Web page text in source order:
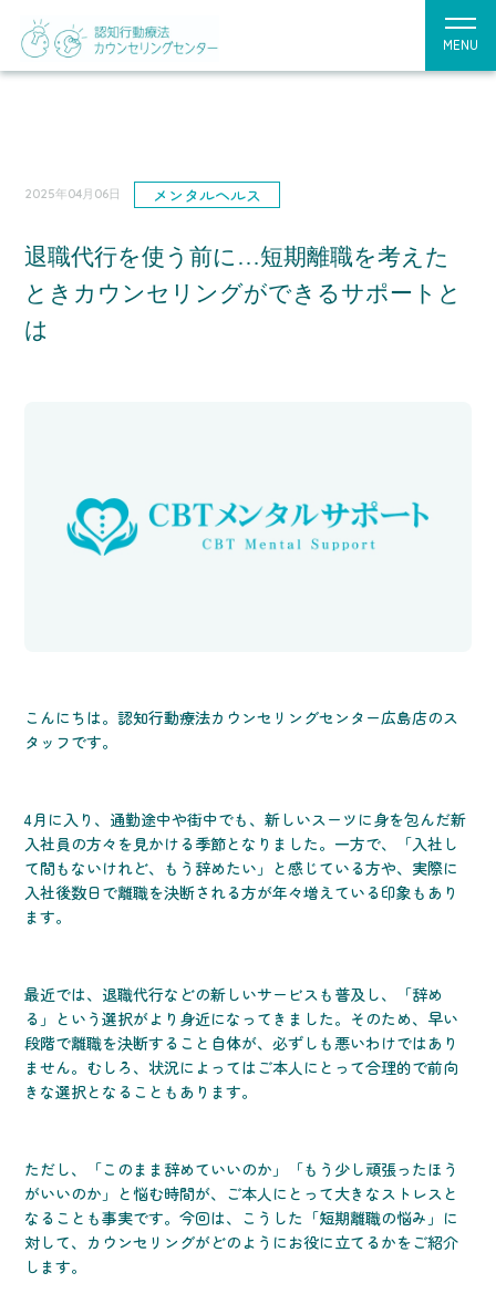
MENU
2025年04月06日 メンタルヘルス
退職代行を使う前に…短期離職を考えた
ときカウンセリングができるサポートと
は
こんにちは。認知行動療法カウンセリングセンター広島店のス
タッフです。
4月に入り、通勤途中や街中でも、新しいスーツに身を包んだ新
入社員の方々を見かける季節となりました。一方で、「入社し
て間もないけれど、もう辞めたい」と感じている方や、実際に
入社後数日で離職を決断される方が年々増えている印象もあり
ます。
最近では、退職代行などの新しいサービスも普及し、「辞め
る」という選択がより身近になってきました。そのため、早い
段階で離職を決断すること自体が、必ずしも悪いわけではあり
ません。むしろ、状況によってはご本人にとって合理的で前向
きな選択となることもあります。
ただし、「このまま辞めていいのか」「もう少し頑張ったほう
がいいのか」と悩む時間が、ご本人にとって大きなストレスと
なることも事実です。今回は、こうした「短期離職の悩み」に
対して、カウンセリングがどのようにお役に立てるかをご紹介
します。